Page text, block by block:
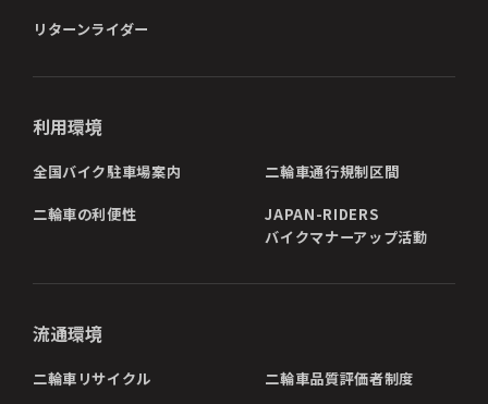
リターンライダー
利用環境
全国バイク駐車場案内 二輪車通行規制区間
二輪車の利便性
JAPAN-RIDERS
バイクマナーアップ活動
流通環境
二輪車リサイクル 二輪車品質評価者制度